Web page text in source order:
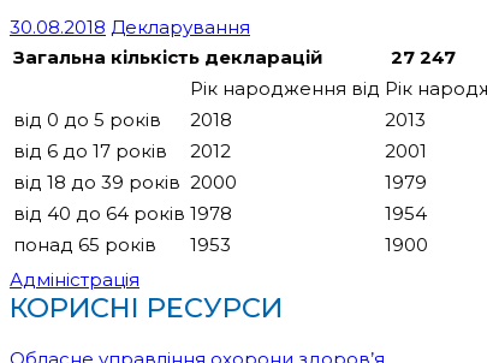
30.08.2018 Декларування
Загальна кількість декларацій 27 247
Рік народження від Рік
від 0 до 5 років
2018 2013
від 6 до 17 років
2012 2001
від 18 до 39 років 2000 1979
від 40 до 64 років 1978 1954
понад 65 років
1953 1900
Адміністрація
КОРИСНІ РЕСУРСИ